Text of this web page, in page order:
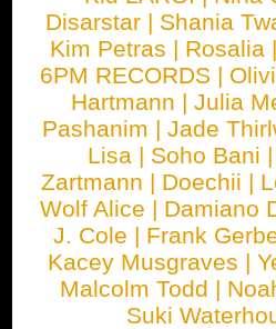
Disarstar | Shania
Kim Petras | Rosalia
6PM RECORDS |
Hartmann |Julia
Pashanim |Jade
Lisa | Soho Bani
Zartmann | Doechii |
Wolf Alice | Damiano
J. Cole | Frank
Kacey Musgraves |
Malcolm Todd |
Suki